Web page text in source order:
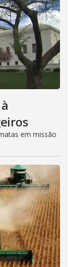
em missão